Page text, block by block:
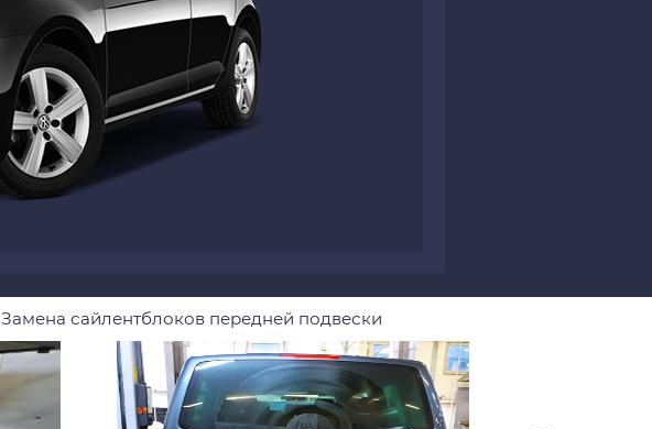
Замена сайлентблоков передней подвески